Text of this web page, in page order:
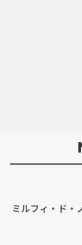
ミルフィ・ド・